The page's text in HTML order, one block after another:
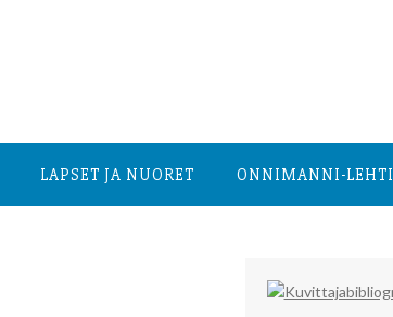
LAPSET JA NUORET ONNIMANNI-LEHTI